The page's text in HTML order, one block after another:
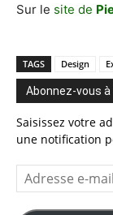
Sur le site de
TAGS Design
Abonnez-vous à
Saisissez votre
une notification
Adresse
e-
mail